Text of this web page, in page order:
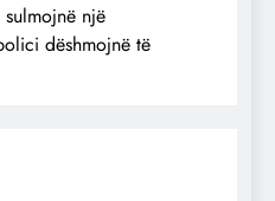
një
dëshmojnë të